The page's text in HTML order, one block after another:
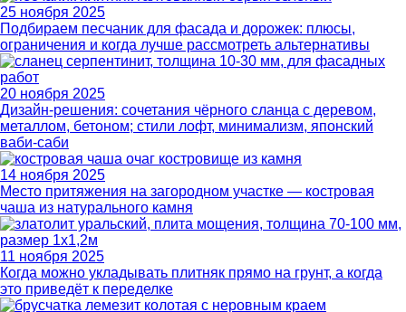
25 ноября 2025
Подбираем песчаник для фасада и дорожек: плюсы,
ограничения и когда лучше рассмотреть альтернативы
20 ноября 2025
Дизайн-решения: сочетания чёрного сланца с деревом,
металлом, бетоном; стили лофт, минимализм, японский
ваби-саби
14 ноября 2025
Место притяжения на загородном участке — костровая
чаша из натурального камня
11 ноября 2025
Когда можно укладывать плитняк прямо на грунт, а когда
это приведёт к переделке